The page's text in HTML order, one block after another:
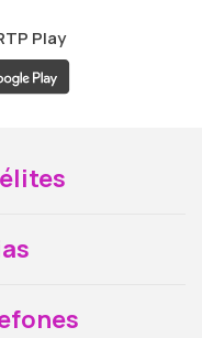
Play